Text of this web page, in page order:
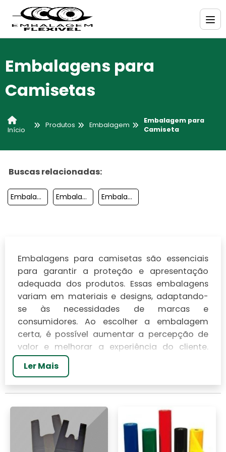
Embalagens para
Camisetas
Início
Produtos Embalagem
Embalagem para
Camiseta
Buscas relacionadas:
Embalagem Presentes Embalagem Para Massas Embalagem Para Sabonete
Embalagens para camisetassão essenciais
para garantir a proteção e apresentação
adequada dos produtos. Essas embalagens
variam em materiais e designs, adaptando-
se às necessidades de marcas e
consumidores. Ao escolher a embalagem
certa, é possível aumentar a percepção de
valor e melhorar a experiência do cliente.
Neste artigo, exploraremos os diferentes tipos
de embalagens disponíveis, suas vantagens e
como elas podem influenciar a venda de
camisetas no mercado atual.
TIPOS DE EMBALAGENS
PARA CAMISETAS
Ler Mais